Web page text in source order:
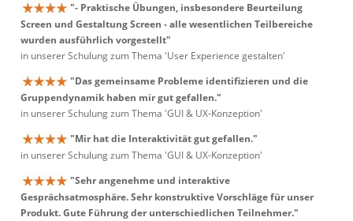
"- Praktische Übungen, insbesondere Beurteilung
Screen und Gestaltung Screen - alle wesentlichen Teilbereiche
wurden ausführlich vorgestellt"
in unserer Schulung zum Thema 'User Experience gestalten'
"Das gemeinsame Probleme identifizieren und die
Gruppendynamik haben mir gut gefallen."
in unserer Schulung zum Thema 'GUI & UX-Konzeption'
"Mir hat die Interaktivität gut gefallen."
in unserer Schulung zum Thema 'GUI & UX-Konzeption'
"Sehr angenehme und interaktive
Gesprächsatmosphäre. Sehr konstruktive Vorschläge für unser
Produkt. Gute Führung der unterschiedlichen Teilnehmer."